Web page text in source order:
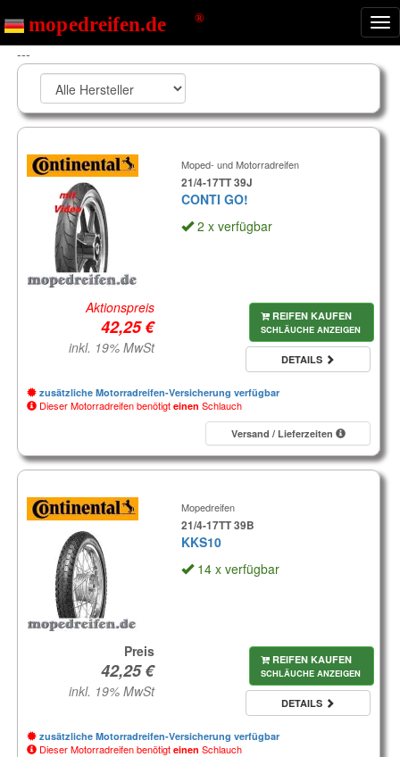
---
Moped- und Motorradreifen
21/4-17TT 39J
CONTI GO!
2 x verfügbar
Aktionspreis
inkl. 19% MwSt
REIFEN KAUFEN
SCHLÄUCHE ANZEIGEN
DETAILS
zusätzliche Motorradreifen-Versicherung verfügbar
Dieser Motorradreifen benötigt einen Schlauch
Versand / Lieferzeiten
Mopedreifen
21/4-17TT 39B
KKS10
14 x verfügbar
Preis
inkl. 19% MwSt
REIFEN KAUFEN
SCHLÄUCHE ANZEIGEN
DETAILS
zusätzliche Motorradreifen-Versicherung verfügbar
Dieser Motorradreifen benötigt einen Schlauch